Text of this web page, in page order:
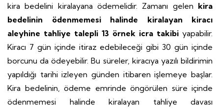
kira bedelini kiralayana ödemelidir. Zamanı gelen kira
bedelinin ödenmemesi halinde kiralayan kiracı
aleyhine tahliye talepli 13 örnek icra takibi yapabilir.
Kiracı 7 gün içinde itiraz edebileceği gibi 30 gün içinde
borcunu da ödeyebilir. Bu süreler, kiracıya yazılı bildirimin
yapıldığı tarihi izleyen günden itibaren işlemeye başlar.
Kira bedelinin, ödeme emrinde öngörülen süre içinde
ödenmemesi halinde kiralayan tahliye davası